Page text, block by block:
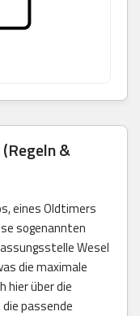
&
eines Oldtimers
sogenannten
Wesel
die maximale
hier über die
passende